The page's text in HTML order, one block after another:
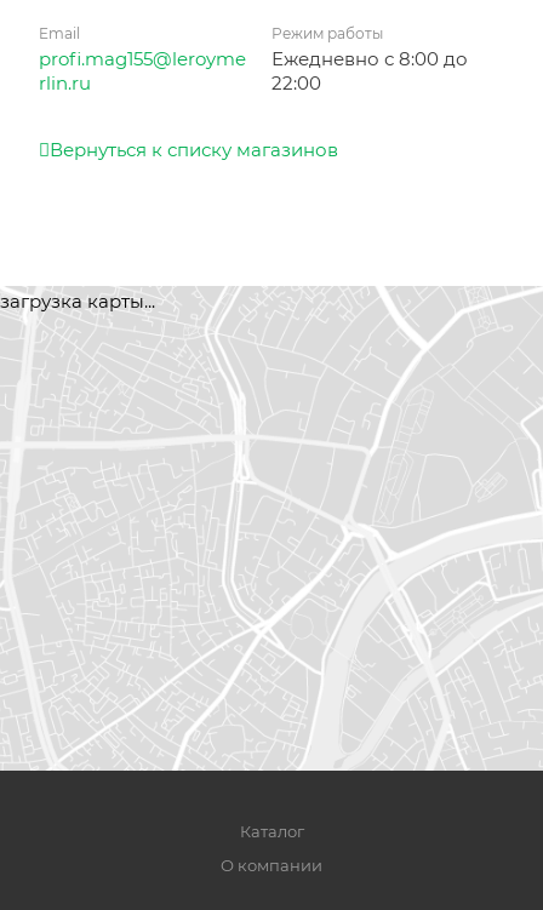
Email
profi.mag155@leroyme
rlin.ru
Режим работы
Ежедневно с 8:00 до
22:00
Вернуться к списку магазинов
загрузка карты...
Каталог
О компании